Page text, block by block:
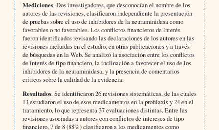
Mediciones. Dos investigadores, que desconocían el nombre de los
autores de las revisiones, clasificaron independiente la presentación
de pruebas sobre el uso de inhibidores de la neuraminidasa como
favorables o no favorables. Los conflictos financieros de interés
fueron identificados revisando las declaraciones de los autores en las
revisiones incluidas en el estudio, en otras publicaciones y a través
de búsquedas en la Web. Se analizó la asociación entre los conflictos
de interés de tipo financiero, la inclinación a favorecer el uso de los
inhibidores de la neuraminidasa, y la presencia de comentarios
críticos sobre la calidad de la evidencia.
Resultados. Se identificaron 26 revisiones sistemáticas, de las cuales
13 estudiaron el uso de esos medicamentos en la profilaxis y 24 en el
tratamiento, lo que representa 37 evaluaciones distintas. Entre las
revisiones asociadas a autores con conflictos de intereses de tipo
financiero, 7 de 8 (88%) clasificaron a los medicamentos como